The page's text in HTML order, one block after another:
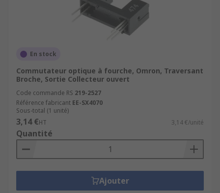
En stock
Commutateur optique à fourche, Omron, Traversant
Broche, Sortie Collecteur ouvert
Code commande RS 219-2527
Référence fabricant EE-SX4070
Sous-total (1 unité)
3,14 €HT 3,14 €/unité
Quantité
Ajouter